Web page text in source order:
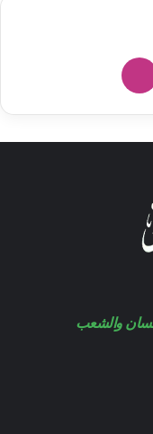
انستقرام
والشعب